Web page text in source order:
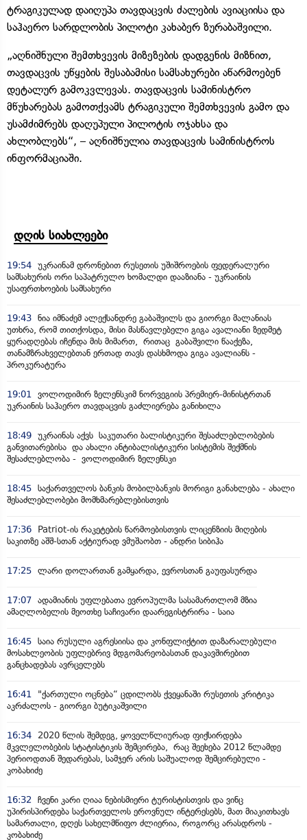
ტრაგიკულად დაიღუპა თავდაცვის ძალების ავიაციისა და
საჰაერო სარდლობის პილოტი კახაბერ ზურაბაშვილი.
„აღნიშნული შემთხვევის მიზეზების დადგენის მიზნით,
თავდაცვის უწყების შესაბამისი სამსახურები აწარმოებენ
დეტალურ გამოკვლევას. თავდაცვის სამინისტრო
მწუხარებას გამოთქვამს ტრაგიკული შემთხვევის გამო და
უსამძიმრებს დაღუპული პილოტის ოჯახსა და
ახლობლებს“, – აღნიშნულია თავდაცვის სამინისტროს
ინფორმაციაში.
დღის სიახლეები
19:54 უკრაინამ დრონებით რუსეთის უშიშროების ფედერალური
სამსახურის ორი საპატრულო ხომალდი დააზიანა - უკრაინის
უსაფრთხოების სამსახური
19:43 ნია იმნაძემ ალექსანდრე გაბაშვილს და გიორგი მალანიას
უთხრა, რომ თითქოსდა, მისი მასწავლებელი გიგა ავალიანი ზედმეტ
ყურადღებას იჩენდა მის მიმართ, რითაც გაბაშვილი წააქეზა,
თანამზრახველებთან ერთად თავს დასხმოდა გიგა ავალიანს -
პროკურატურა
19:01
ვოლოდიმირ ზელენსკიმ ნორვეგიის პრემიერ-მინისტრთან
უკრაინის საჰაერო თავდაცვის გაძლიერება განიხილა
18:49 უკრაინას აქვს საკუთარი ბალისტიკური შესაძლებლობების
განვითარებისა და ახალი ანტიბალისტიკური სისტემის შექმნის
შესაძლებლობა - ვოლოდიმირ ზელენსკი
18:45 საქართველოს ბანკის მობილბანკის მორიგი განახლება - ახალი
შესაძლებლობები მომხმარებლებისთვის
17:36
Patriot-ის რაკეტების წარმოებისთვის ლიცენზიის მიღების
საკითზე აშშ-სთან აქტიურად ვმუშაობთ - ანდრი სიბიჰა
17:25 ლარი დოლართან გამყარდა, ევროსთან გაუფასურდა
17:07 ადამიანის უფლებათა ევროპულმა სასამართლომ მზია
ამაღლობელის მეოთხე საჩივარი დაარეგისტრირა - საია
16:45 საია რუსული აგრესიისა და კონფლიქტით დაზარალებული
მოსახლეობის უფლებრივ მდგომარეობასთან დაკავშირებით
განცხადებას ავრცელებს
16:41
"ქართული ოცნება“ ცდილობს ქვეყანაში რუსეთის კრიტიკა
აკრძალოს - გიორგი ბუტიკაშვილი
16:34
2020 წლის შემდეგ, ყოველწლიურად ფიქსირდება
მკვლელობების სტატისტიკის შემცირება, რაც შეეხება 2012 წლამდე
პერიოდთან შედარებას, სამჯერ არის საშუალოდ შემცირებული -
კობახიძე
16:32
ჩვენი კარი ღიაა ნებისმიერი ტურისტისთვის და ვინც
უპირისპირდება საქართველოს ეროვნულ ინტერესებს, მათ მიაკითხავს
სამართალი, დღეს სახელმწიფო ძლიერია, როგორც არასდროს -
კობახიძე